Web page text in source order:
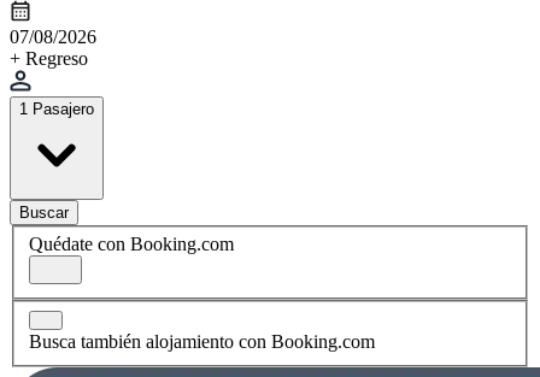
07/08/2026
+ Regreso
1 Pasajero
Buscar
Quédate con Booking.com
Busca también alojamiento con Booking.com